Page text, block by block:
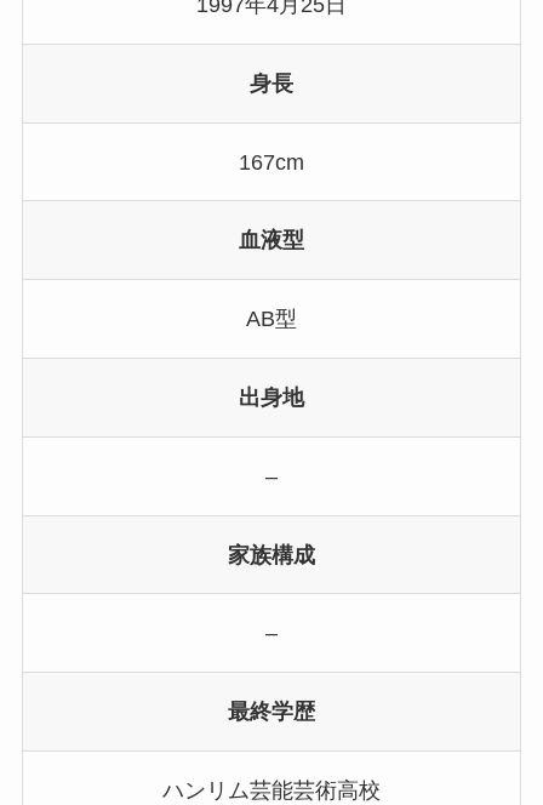
身長
167cm
血液型
AB型
出身地
–
家族構成
–
最終学歴
ハンリム芸能芸術高校